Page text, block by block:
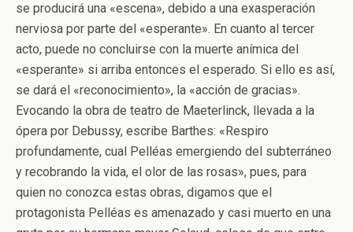
se producirá una «escena», debido a una exasperación
nerviosa por parte del «esperante». En cuanto al tercer
acto, puede no concluirse con la muerte anímica del
«esperante» si arriba entonces el esperado. Si ello es así,
se dará el «reconocimiento», la «acción de gracias».
Evocando la obra de teatro de Maeterlinck, llevada a la
ópera por Debussy, escribe Barthes: «Respiro
profundamente, cual Pelléas emergiendo del subterráneo
y recobrando la vida, el olor de las rosas», pues, para
quien no conozca estas obras, digamos que el
protagonista Pelléas es amenazado y casi muerto en una